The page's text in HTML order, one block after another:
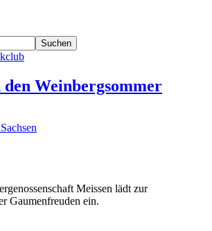
Suchen
Weinbergsommer
Meissen lädt zur
Gaumenfreuden ein.